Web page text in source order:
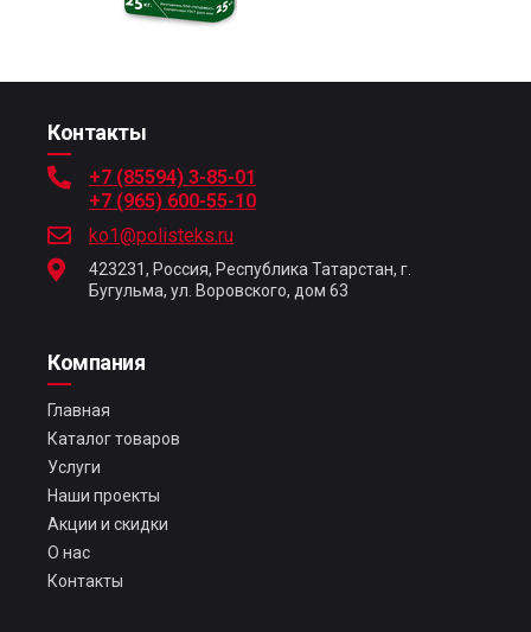
Контакты
+7 (85594) 3-85-01
+7 (965) 600-55-10
ko1@polisteks.ru
423231, Россия, Республика Татарстан, г.
Бугульма, ул. Воровского, дом 63
Компания
Главная
Каталог товаров
Услуги
Наши проекты
Акции и скидки
О нас
Контакты